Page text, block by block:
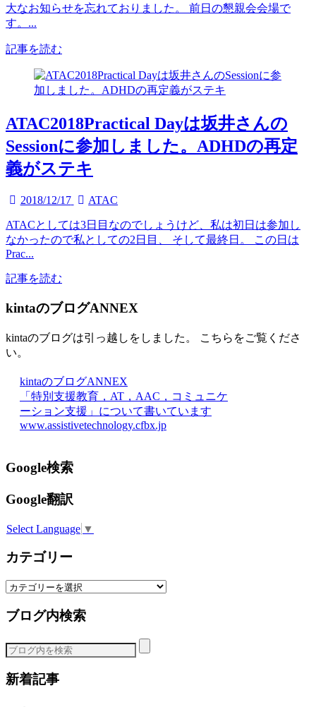
大なお知らせを忘れておりました。 前日の懇親会会場で
す。...
記事を読む
ATAC2018Practical Dayは坂井さんの
Sessionに参加しました。ADHDの再定
義がステキ
2018/12/17 ATAC
ATACとしては3日目なのでしょうけど、私は初日は参加し
なかったので私としての2日目、 そして最終日。 この日は
Prac...
記事を読む
kintaのブログANNEX
kintaのブログは引っ越しをしました。 こちらをご覧くださ
い。
kintaのブログANNEX
「特別支援教育，AT，AAC，コミュニケ
ーション支援」について書いています
www.assistivetechnology.cfbx.jp
Google検索
Google翻訳
Select Language ▼
カテゴリー
カ
ゴ
ー
ブログ内検索
新着記事